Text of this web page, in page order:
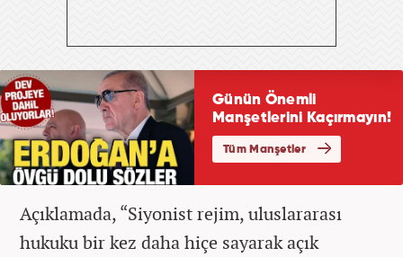
Açıklamada, “Siyonist rejim, uluslararası
hukuku bir kez daha hiçe sayarak açık